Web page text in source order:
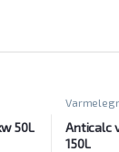
50L
Anticalc
150L